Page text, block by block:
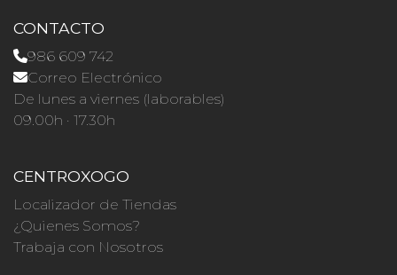
CONTACTO
986 609 742
Correo Electrónico
De lunes a viernes (laborables)
09.00h · 17.30h
CENTROXOGO
Localizador de Tiendas
¿Quienes Somos?
Trabaja con Nosotros